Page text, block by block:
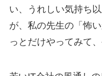
い、うれしい気持ち
が、私の先生の「怖
っとだけやってみて